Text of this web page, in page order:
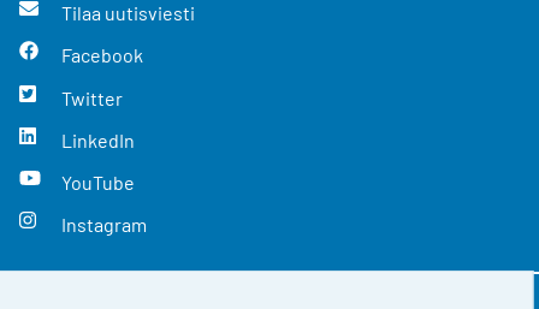
Tilaa uutisviesti
Facebook
Twitter
LinkedIn
YouTube
Instagram